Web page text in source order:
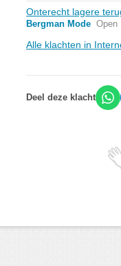
Onterecht lagere
Bergman Mode Open
Alle klachten in
Deel deze klacht